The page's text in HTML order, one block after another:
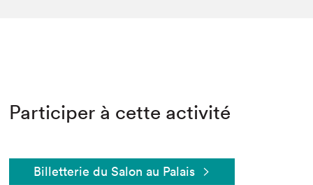
Participer à cette activité
Billetterie du Salon au Palais